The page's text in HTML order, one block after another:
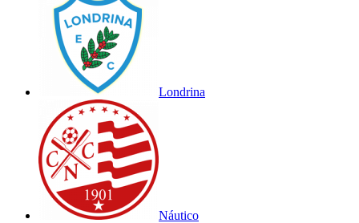
Londrina
Náutico